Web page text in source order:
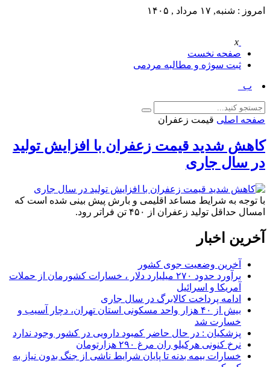
امروز : شنبه, ۱۷ مرداد , ۱۴۰۵
x
صفحه نخست
ثبت سوژه و مطالبه مردمی
بر_
صفحه اصلی قیمت زعفران
کاهش شدید قیمت زعفران با افزایش تولید
در سال جاری
با توجه به شرایط مساعد اقلیمی و بارش پیش بینی شده است که
امسال حداقل تولید زعفران از ۴۵۰ تن فراتر رود.
آخرین اخبار
آخرین وضعیت جوی کشور
برآورد حدود ۲۷۰ میلیارد دلار ، خسارات کشورمان از حملات
آمریکا و اسرائیل
ادامه پرداخت کالابرگ در سال جاری
بیش از ۴۰ هزار واحد مسکونی استان تهران، دچار آسیب و
خسارت شد
پزشکیان : در حال حاضر کمبود دارویی در کشور وجود ندارد
نرخ کنونی هرکیلو ران مرغ ۲۹۰ هزارتومان
خسارات بیمه بدنه تا پایان شرایط ناشی از جنگ بدون نیاز به